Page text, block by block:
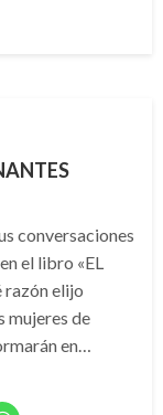
conversaciones
el libro «EL
razón elijo
mujeres de
en…